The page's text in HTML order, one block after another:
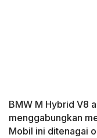
BMW M Hybrid V8
menggabungkan
Mobil ini ditenagai